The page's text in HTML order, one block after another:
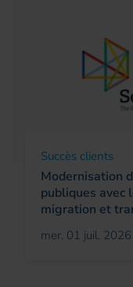
Succès clients
Modernisation
publiques avec
migration et
mer. 01 juil. 2026